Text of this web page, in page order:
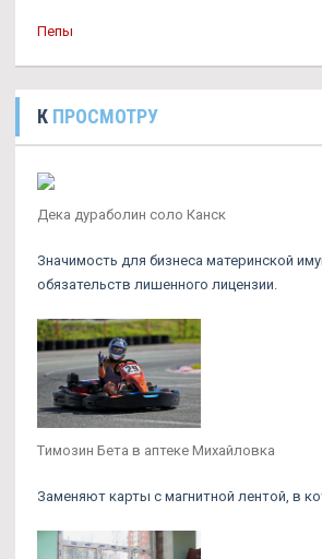
Пепы
К ПРОСМОТРУ
Дека дураболин соло Канск
Значимость для бизнеса материнской
обязательств лишенного лицензии.
Tимозин Бета в аптеке Михайловка
Заменяют карты с магнитной лентой, в